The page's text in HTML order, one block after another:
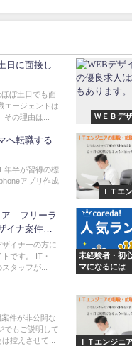
日に面接し
ぼ土日でも面
ージェントは
の理由は...
ＷＥＢデ
へ転職する
年半が習得の標
アプリ作成
ＩＴエ
ア フリーラ
イナ案件紹
イナーの方に
です。 IT・
タッフが...
未経験者・初
マになるには
件が非公開な
もご説明して
控えさせて...
ＩＴエンジニ